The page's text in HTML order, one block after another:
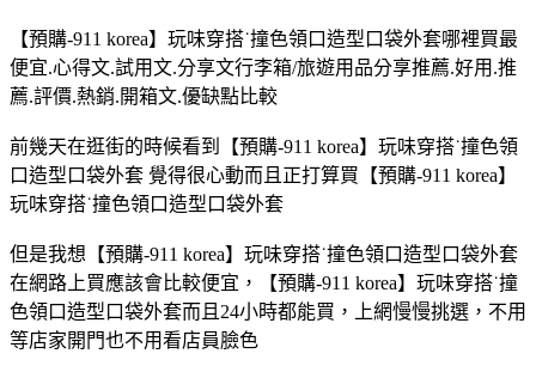
【預購-911 korea】玩味穿搭˙撞色領口造型口袋外套哪裡買最
便宜.心得文.試用文.分享文行李箱/旅遊用品分享推薦.好用.推
薦.評價.熱銷.開箱文.優缺點比較
前幾天在逛街的時候看到【預購-911 korea】玩味穿搭˙撞色領
口造型口袋外套 覺得很心動而且正打算買【預購-911 korea】
玩味穿搭˙撞色領口造型口袋外套
但是我想【預購-911 korea】玩味穿搭˙撞色領口造型口袋外套
在網路上買應該會比較便宜，【預購-911 korea】玩味穿搭˙撞
色領口造型口袋外套而且24小時都能買，上網慢慢挑選，不用
等店家開門也不用看店員臉色